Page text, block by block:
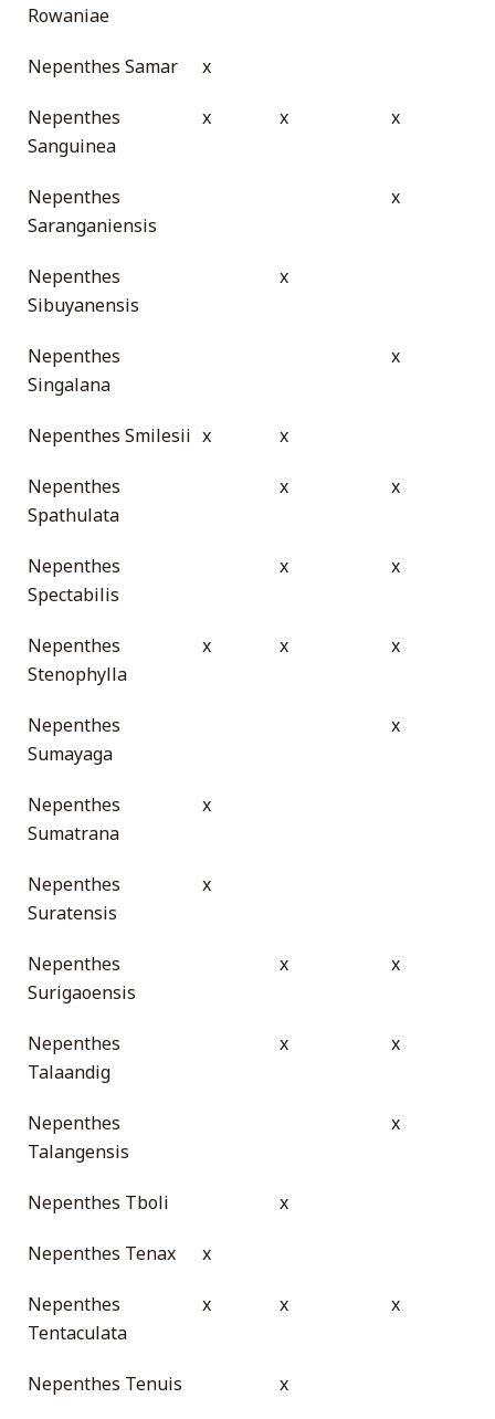
Rowaniae
Nepenthes Samar x
Nepenthes
Sanguinea
x x x
Nepenthes
Saranganiensis
x
Nepenthes
Sibuyanensis
x
Nepenthes
Singalana
x
Nepenthes Smilesii x x
Nepenthes
Spathulata
x x
Nepenthes
Spectabilis
x x
Nepenthes
Stenophylla
x x x
Nepenthes
Sumayaga
x
Nepenthes
Sumatrana
x
Nepenthes
Suratensis
x
Nepenthes
Surigaoensis
x x
Nepenthes
Talaandig
x x
Nepenthes
Talangensis
x
Nepenthes Tboli x
Nepenthes Tenax x
Nepenthes
Tentaculata
x x x
Nepenthes Tenuis x